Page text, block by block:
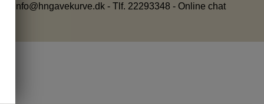
info@hngavekurve.dk - Tlf. 22293348 - Online chat